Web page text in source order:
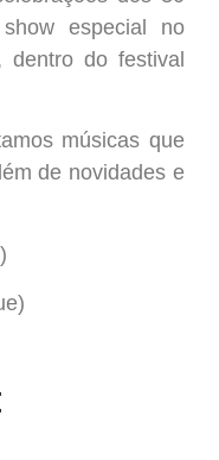
especial no
dentro do festival
músicas que
de novidades e